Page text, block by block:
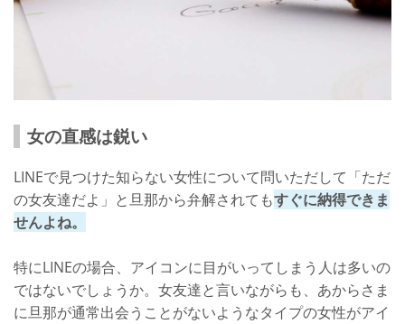
女の直感は鋭い
LINEで見つけた知らない女性について問いただして「ただ
の女友達だよ」と旦那から弁解されてもすぐに納得できま
せんよね。
特にLINEの場合、アイコンに目がいってしまう人は多いの
ではないでしょうか。女友達と言いながらも、あからさま
に旦那が通常出会うことがないようなタイプの女性がアイ